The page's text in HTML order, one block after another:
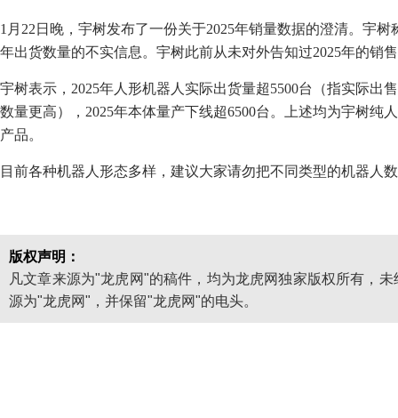
1月22日晚，宇树发布了一份关于2025年销量数据的澄清。宇
年出货数量的不实信息。宇树此前从未对外告知过2025年的销
宇树表示，2025年人形机器人实际出货量超5500台（指实际出
数量更高），2025年本体量产下线超6500台。上述均为宇树纯
产品。
目前各种机器人形态多样，建议大家请勿把不同类型的机器人
版权声明：
凡文章来源为"龙虎网"的稿件，均为龙虎网独家版权所有，
源为"龙虎网"，并保留"龙虎网"的电头。